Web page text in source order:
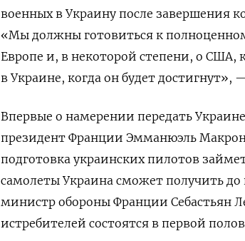
военных в Украину после завершения
«Мы должны готовиться к
Европе и, в некоторой степени, о США,
в Украине, когда он будет достигнут»,
Впервые о намерении передать
президент Франции Эмманюэль
подготовка украинских пилотов
самолеты Украина сможет получить до
министр обороны Франции Себастьян
истребителей состоятся в первой